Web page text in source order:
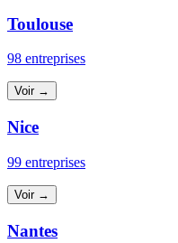
Toulouse
98 entreprises
Voir →
Nice
99 entreprises
Voir →
Nantes